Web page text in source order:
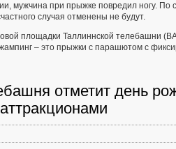
мужчина при прыжке повредил ногу. По
случая отменены не будут.
площадки Таллиннской телебашни
– это прыжки с парашютом с
отметит день